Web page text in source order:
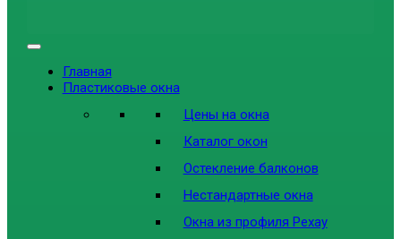
Главная
Пластиковые окна
Цены на окна
Каталог окон
Остекление балконов
Нестандартные окна
Окна из профиля Рехау